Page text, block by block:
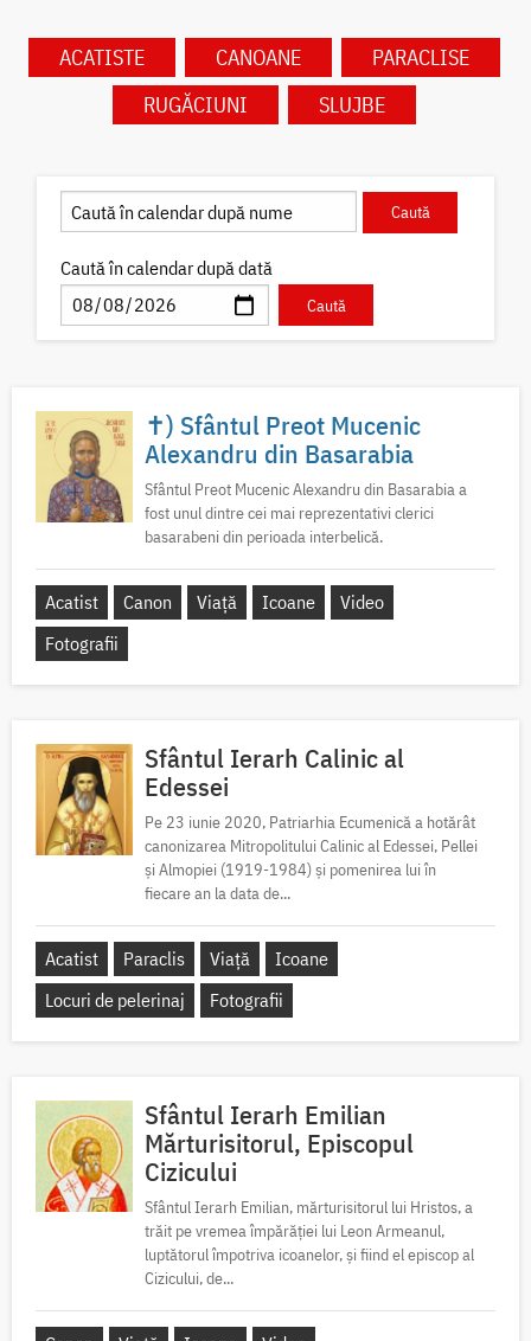
ACATISTE CANOANE
PARACLISE
RUGĂCIUNI
SLUJBE
Caută în calendar după dată
✝) Sfântul Preot Mucenic
Alexandru din Basarabia
Sfântul Preot Mucenic Alexandru din Basarabia a
fost unul dintre cei mai reprezentativi clerici
basarabeni din perioada interbelică.
Acatist Canon Viață Icoane
Video
Fotografii
Sfântul Ierarh Calinic al
Edessei
Pe 23 iunie 2020, Patriarhia Ecumenică a hotărât
canonizarea Mitropolitului Calinic al Edessei, Pellei
și Almopiei (1919-1984) și pomenirea lui în
fiecare an la data de...
Acatist Paraclis Viață
Icoane
Locuri de pelerinaj
Fotografii
Sfântul Ierarh Emilian
Mărturisitorul, Episcopul
Cizicului
Sfântul Ierarh Emilian, mărturisitorul lui Hristos, a
trăit pe vremea împărăției lui Leon Armeanul,
luptătorul împotriva icoanelor, și fiind el episcop al
Cizicului, de...